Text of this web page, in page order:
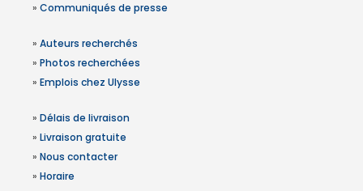
» Communiqués de presse
» Auteurs recherchés
» Photos recherchées
» Emplois chez Ulysse
» Délais de livraison
» Livraison gratuite
» Nous contacter
» Horaire